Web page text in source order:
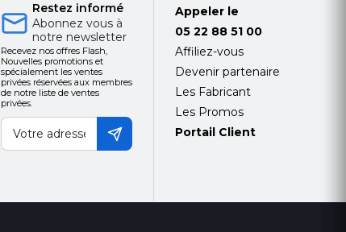
Restez informé
Abonnez vous à
notre newsletter
Recevez nos offres Flash,
Nouvelles promotions et
spécialement les ventes
privées réservées aux membres
de notre liste de ventes
privées.
Appeler le
05 22 88 51 00
Affiliez-vous
Devenir partenaire
Les Fabricant
Les Promos
Portail Client